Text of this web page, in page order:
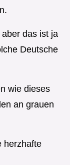
das ist ja
Deutsche
wie dieses
an grauen
herzhafte